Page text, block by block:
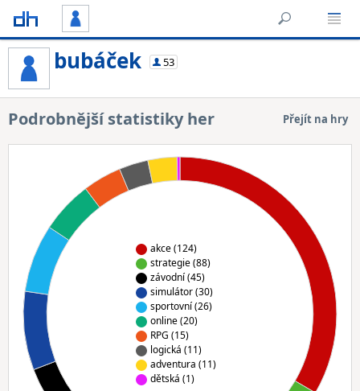
bubáček 53
Podrobnější statistiky her Přejít na hry
akce (124)
strategie (88)
závodní (45)
simulátor (30)
sportovní (26)
online (20)
RPG (15)
logická (11)
adventura (11)
dětská (1)